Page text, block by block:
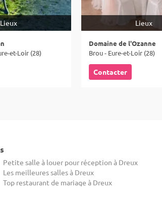
Lieux
et-Loir (28)
Lieux
Domaine de l'Ozanne
Brou - Eure-et-Loir (28)
Contacter
Petite salle à louer pour réception à Dreux
Les meilleures salles à Dreux
Top restaurant de mariage à Dreux